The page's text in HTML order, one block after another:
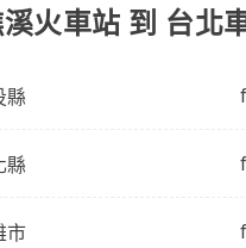
著步驟填寫完乘客資料與
到訂單編號後，隨即會在手
，將於乘車前一晚八點透
前完成預約，越早下訂價
天傍晚五點前仍會收單，
小時前仍能預約。
火車站 到 台北
縣
縣
市